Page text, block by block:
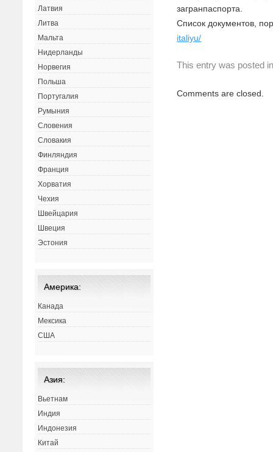
загранпаспорта.
Список документов,
italiyu/
This entry was posted
Comments are closed.
Латвия
Литва
Мальта
Нидерланды
Норвегия
Польша
Португалия
Румыния
Словения
Словакия
Финляндия
Франция
Хорватия
Чехия
Швейцария
Швеция
Эстония
Америка:
Канада
Мексика
США
Азия:
Вьетнам
Индия
Индонезия
Китай